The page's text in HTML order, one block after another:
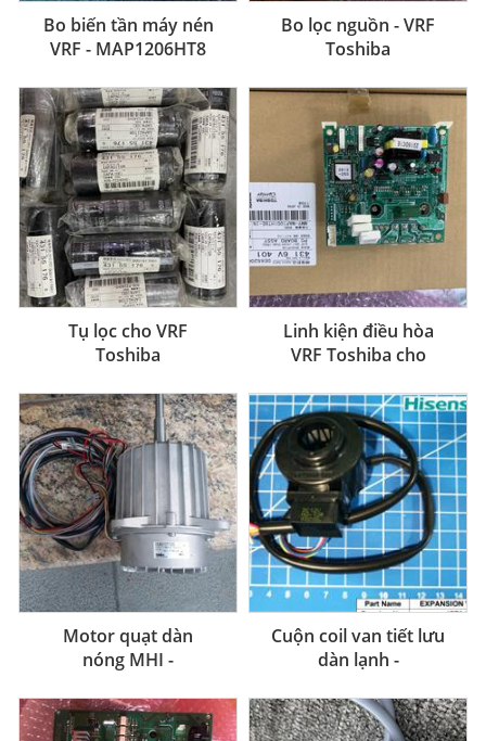
Bo biến tần máy nén
VRF - MAP1206HT8
Bo lọc nguồn - VRF
Toshiba
Tụ lọc cho VRF
Toshiba
Linh kiện điều hòa
VRF Toshiba cho
Motor quạt dàn
nóng MHI -
industrics
Cuộn coil van tiết lưu
dàn lạnh -